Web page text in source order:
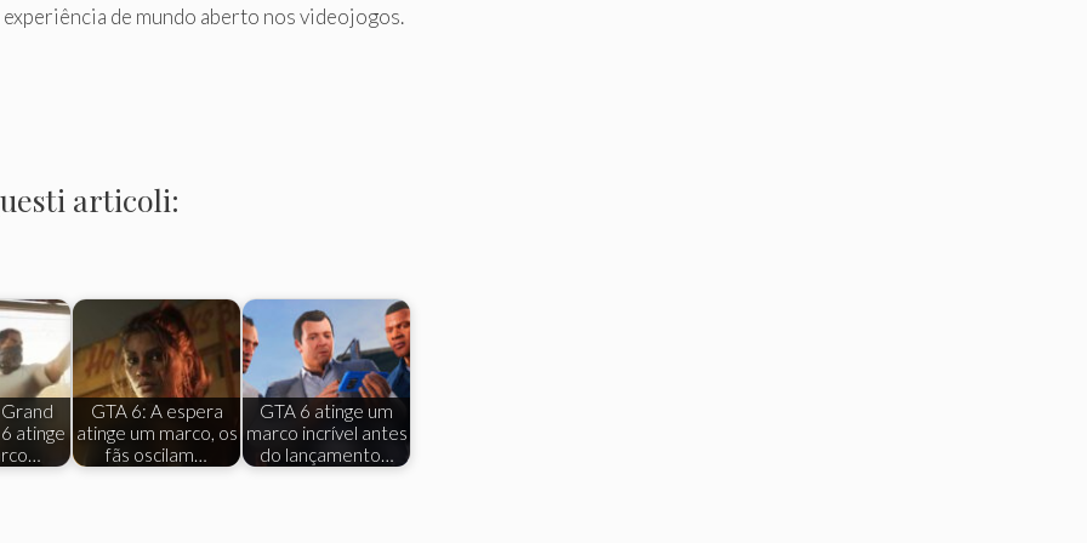
de mundo aberto nos videojogos.
articoli:
atinge
GTA 6: A espera
atinge um marco, os
fãs oscilam…
GTA 6 atinge um
marco incrível antes
do lançamento…